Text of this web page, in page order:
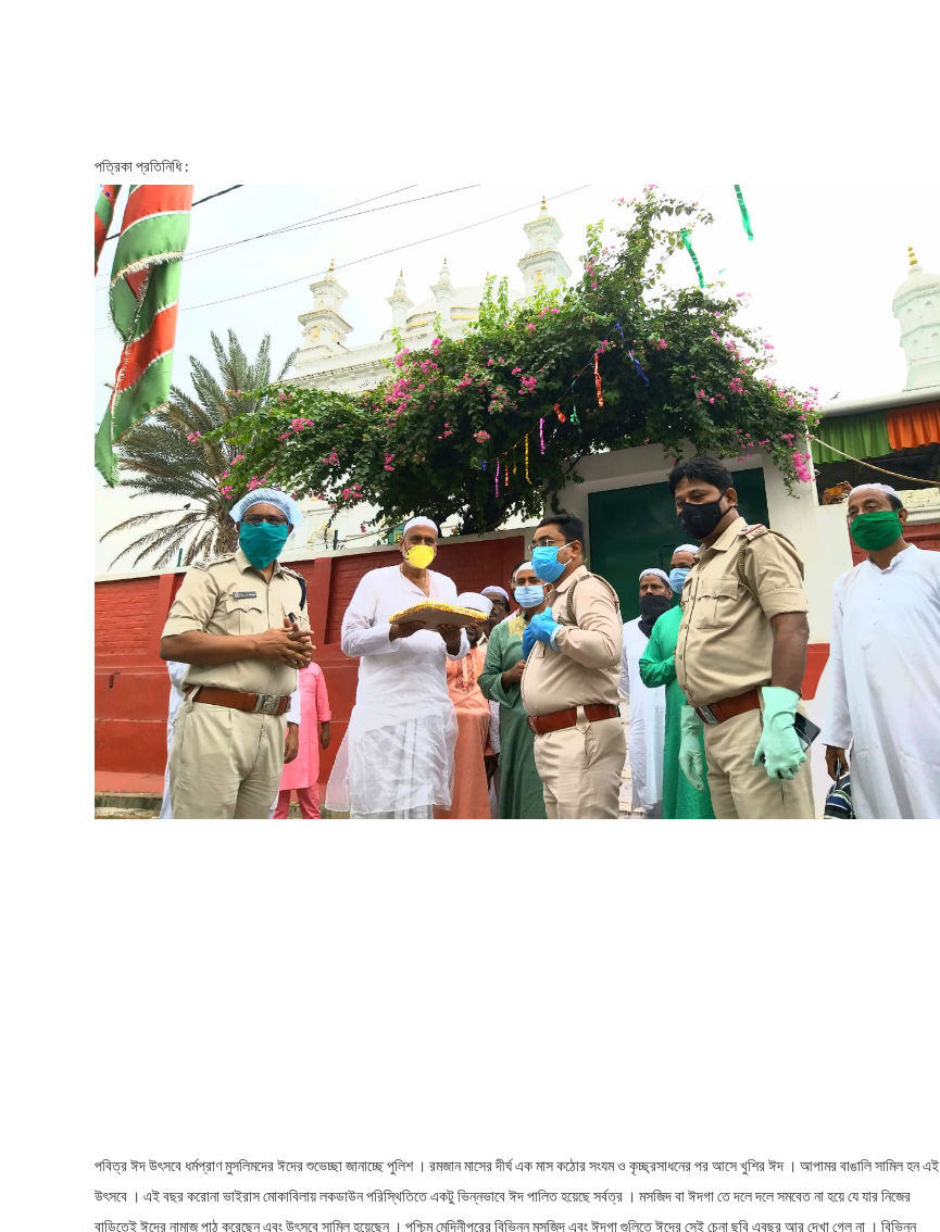
পত্রিকা প্রতিনিধি :
পবিত্র ঈদ উৎসবে ধর্মপ্রাণ মুসলিমদের ঈদের শুভেচ্ছা জানাচ্ছে পুলিশ । রমজান মাসের দীর্ঘ এক মাস কঠোর সংযম ও কৃচ্ছ্রসাধনের পর আসে খুশির ঈদ । আপামর বাঙালি সামিল হন এই
উৎসবে । এই বছর করোনা ভাইরাস মোকাবিলায় লকডাউন পরিস্থিতিতে একটু ভিন্নভাবে ঈদ পালিত হয়েছে সর্বত্র । মসজিদ বা ঈদগা তে দলে দলে সমবেত না হয়ে যে যার নিজের
বাড়িতেই ঈদের নামাজ পাঠ করেছেন এবং উৎসবে সামিল হয়েছেন । পশ্চিম মেদিনীপুরের বিভিন্ন মসজিদ এবং ঈদগা গুলিতে ঈদের সেই চেনা ছবি এবছর আর দেখা গেল না । বিভিন্ন